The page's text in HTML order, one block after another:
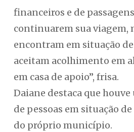
financeiros e de
continuarem sua viagem,
encontram em situação
aceitam acolhimento em
em casa de apoio”, frisa.
Daiane destaca que
de pessoas em situação
do próprio município.